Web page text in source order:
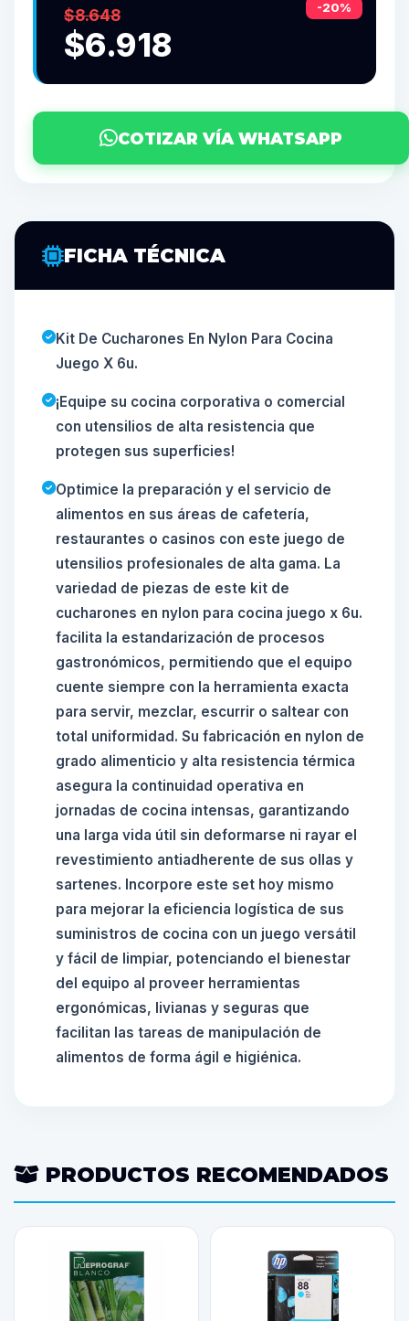
-20%
$8.648
$6.918
COTIZAR VÍA WHATSAPP
FICHA TÉCNICA
Kit De Cucharones En Nylon Para Cocina
Juego X 6u.
¡Equipe su cocina corporativa o comercial
con utensilios de alta resistencia que
protegen sus superficies!
Optimice la preparación y el servicio de
alimentos en sus áreas de cafetería,
restaurantes o casinos con este juego de
utensilios profesionales de alta gama. La
variedad de piezas de este kit de
cucharones en nylon para cocina juego x 6u.
facilita la estandarización de procesos
gastronómicos, permitiendo que el equipo
cuente siempre con la herramienta exacta
para servir, mezclar, escurrir o saltear con
total uniformidad. Su fabricación en nylon de
grado alimenticio y alta resistencia térmica
asegura la continuidad operativa en
jornadas de cocina intensas, garantizando
una larga vida útil sin deformarse ni rayar el
revestimiento antiadherente de sus ollas y
sartenes. Incorpore este set hoy mismo
para mejorar la eficiencia logística de sus
suministros de cocina con un juego versátil
y fácil de limpiar, potenciando el bienestar
del equipo al proveer herramientas
ergonómicas, livianas y seguras que
facilitan las tareas de manipulación de
alimentos de forma ágil e higiénica.
PRODUCTOS RECOMENDADOS